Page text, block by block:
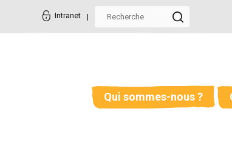
Intranet
Qui sommes-nous ?